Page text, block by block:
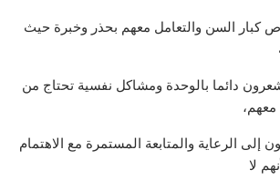
كبار السن والتعامل معهم بحذر وخبرة حيث
دائما بالوحدة ومشاكل نفسية تحتاج من
معهم،
إلى الرعاية والمتابعة المستمرة مع الاهتمام
لا